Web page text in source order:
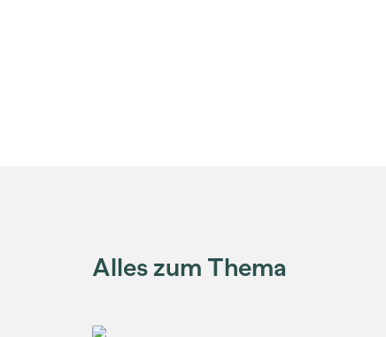
Alles zum Thema